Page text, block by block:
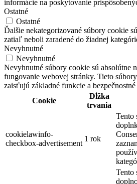
informácie na poskytovanie
Ostatné
Ostatné
Ďalšie nekategorizované súbory cookie
zatiaľ neboli zaradené do žiadnej
Nevyhnutné
Nevyhnutné
Nevyhnutné súbory cookie sú absolútne
fungovanie webovej stránky. Tieto
zaisťujú základné funkcie a
Cookie
Dĺžka
trvania
cookielawinfo-
checkbox-advertisement
1 rok
Tento
Tento